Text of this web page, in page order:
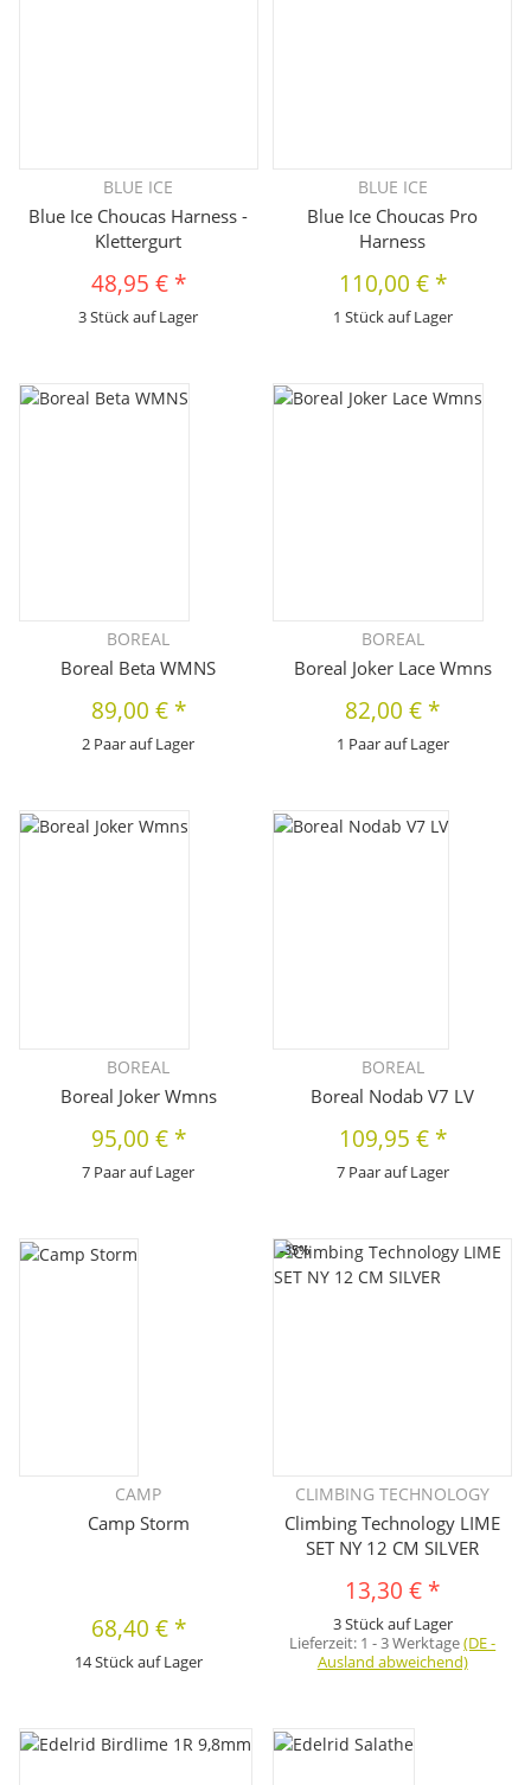
BLUE ICE
Blue Ice Choucas Harness -
Klettergurt
48,95 € *
3 Stück auf Lager
BLUE ICE
Blue Ice Choucas Pro
Harness
110,00 € *
1 Stück auf Lager
BOREAL
Boreal Beta WMNS
89,00 € *
2 Paar auf Lager
BOREAL
Boreal Joker Lace Wmns
82,00 € *
1 Paar auf Lager
BOREAL
Boreal Joker Wmns
95,00 € *
7 Paar auf Lager
BOREAL
Boreal Nodab V7 LV
109,95 € *
7 Paar auf Lager
CAMP
Camp Storm
68,40 € *
14 Stück auf Lager
-35%
CLIMBING TECHNOLOGY
Climbing Technology LIME
SET NY 12 CM SILVER
13,30 € *
3 Stück auf Lager
Lieferzeit: 1 - 3 Werktage(DE -
Ausland abweichend)